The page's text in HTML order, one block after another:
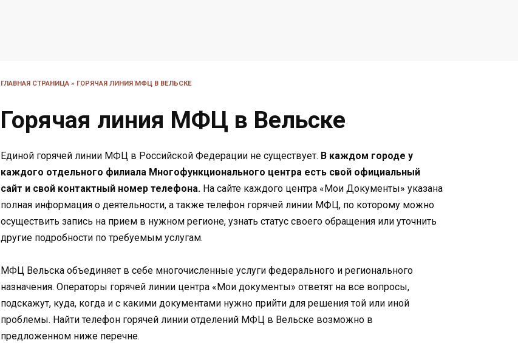
ГЛАВНАЯ СТРАНИЦА » ГОРЯЧАЯ ЛИНИЯ МФЦ В ВЕЛЬСКЕ
Горячая линия МФЦ в Вельске
Единой горячей линии МФЦ в Российской Федерации не существует. В каждом городе у
каждого отдельного филиала Многофункционального центра есть свой официальный
сайт и свой контактный номер телефона. На сайте каждого центра «Мои Документы» указана
полная информация о деятельности, а также телефон горячей линии МФЦ, по которому можно
осуществить запись на прием в нужном регионе, узнать статус своего обращения или уточнить
другие подробности по требуемым услугам.
МФЦ Вельска объединяет в себе многочисленные услуги федерального и регионального
назначения. Операторы горячей линии центра «Мои документы» ответят на все вопросы,
подскажут, куда, когда и с какими документами нужно прийти для решения той или иной
проблемы. Найти телефон горячей линии отделений МФЦ в Вельске возможно в
предложенном ниже перечне.